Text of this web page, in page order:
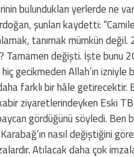
bulundukları yerlerde ne
şunları kaydetti:
tanımak mümkün
Tamamen değişti. İşte bunu
gecikmeden Allah’ın
farklı bir hâle
ziyaretlerindeyken Eski
gördüğünü söyledi. Ben
nasıl değiştiğini
Atılacak daha çok